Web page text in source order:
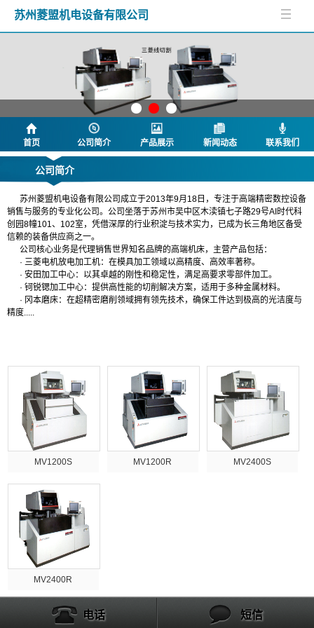
苏州菱盟机电设备有限公司
首页 公司简介 产品展示 新闻动态 联系我们
公司简介
苏州菱盟机电设备有限公司成立于2013年9月18日，专注于高端精密数控设备
销售与服务的专业化公司。公司坐落于苏州市吴中区木渎镇七子路29号AI时代科
创园8幢101、102室，凭借深厚的行业积淀与技术实力，已成为长三角地区备受
信赖的装备供应商之一。
公司核心业务是代理销售世界知名品牌的高端机床，主营产品包括：
· 三菱电机放电加工机：在模具加工领域以高精度、高效率著称。
· 安田加工中心：以其卓越的刚性和稳定性，满足高要求零部件加工。
· 钶锐锶加工中心：提供高性能的切削解决方案，适用于多种金属材料。
· 冈本磨床：在超精密磨削领域拥有领先技术，确保工件达到极高的光洁度与
精度.....
MV1200S MV1200R MV2400S
MV2400R
电话 短信